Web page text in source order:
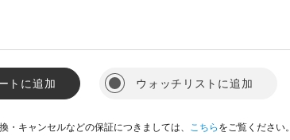
トに追加 ウォッチリストに追加
・キャンセルなどの保証につきましては、 こちら をご覧ください。